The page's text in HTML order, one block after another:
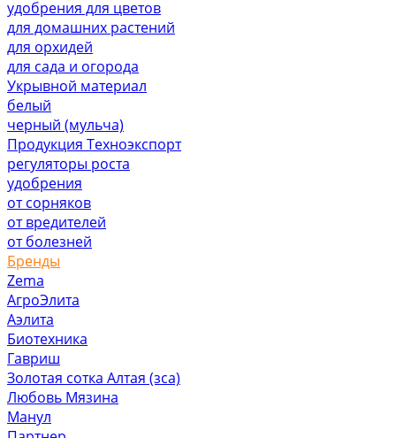
удобрения для цветов
для домашних растений
для орхидей
для сада и огорода
Укрывной материал
белый
черный (мульча)
Продукция Техноэкспорт
регуляторы роста
удобрения
от сорняков
от вредителей
от болезней
Бренды
Zema
АгроЭлита
Аэлита
Биотехника
Гавриш
Золотая сотка Алтая (зса)
Любовь Мязина
Манул